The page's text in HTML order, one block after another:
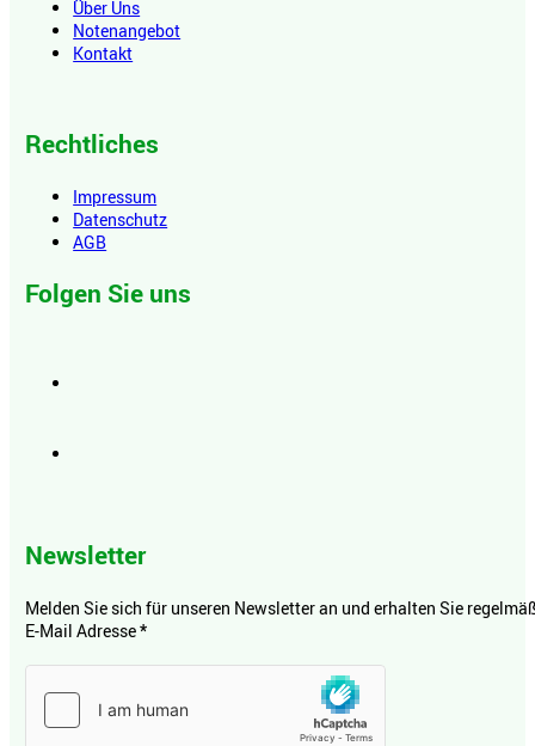
Über Uns
Notenangebot
Kontakt
Rechtliches
Impressum
Datenschutz
AGB
Folgen Sie uns
Newsletter
Melden Sie sich für unseren Newsletter an und erhalten Sie
E-Mail Adresse*